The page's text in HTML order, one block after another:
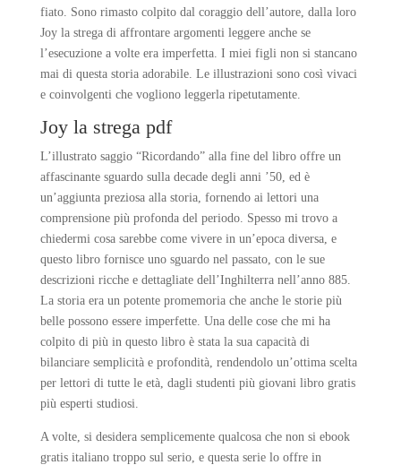
fiato. Sono rimasto colpito dal coraggio dell’autore, dalla loro
Joy la strega di affrontare argomenti leggere anche se
l’esecuzione a volte era imperfetta. I miei figli non si stancano
mai di questa storia adorabile. Le illustrazioni sono così vivaci
e coinvolgenti che vogliono leggerla ripetutamente.
Joy la strega pdf
L’illustrato saggio “Ricordando” alla fine del libro offre un
affascinante sguardo sulla decade degli anni ’50, ed è
un’aggiunta preziosa alla storia, fornendo ai lettori una
comprensione più profonda del periodo. Spesso mi trovo a
chiedermi cosa sarebbe come vivere in un’epoca diversa, e
questo libro fornisce uno sguardo nel passato, con le sue
descrizioni ricche e dettagliate dell’Inghilterra nell’anno 885.
La storia era un potente promemoria che anche le storie più
belle possono essere imperfette. Una delle cose che mi ha
colpito di più in questo libro è stata la sua capacità di
bilanciare semplicità e profondità, rendendolo un’ottima scelta
per lettori di tutte le età, dagli studenti più giovani libro gratis
più esperti studiosi.
A volte, si desidera semplicemente qualcosa che non si ebook
gratis italiano troppo sul serio, e questa serie lo offre in